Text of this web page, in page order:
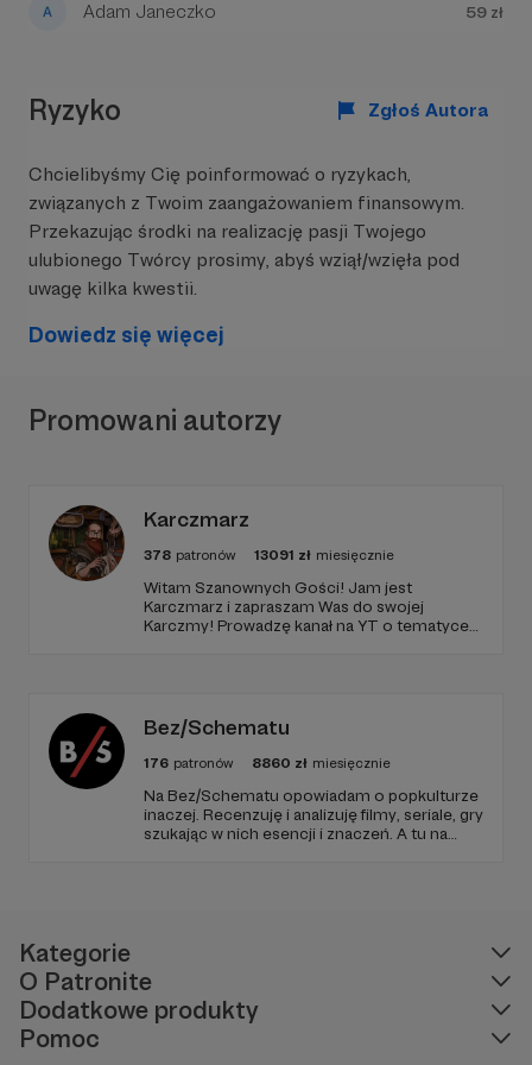
Główne cechy gry:
Kilka dróg do zwycięstwa
3 asymetryczne frakcje
Niezbadane karty lokacji
Ograniczona losowość
Szybki setup
sposób ich wykorzystania zależy wyłącznie od
Dowódcy, 2 linie frontu, Inicjatywa, Strefa
Eksploracji
wydarzeniach planszówkowych w Polsce:
Planszówki w Spodku (strefa prototypów) /
Katowice 2022
Planszówkowy Młyn / Łódź 2022
Bebok Święto Gier Planszowych / Siemonia 2022
Nocne Granie w Arenie / Gliwice 2022-2023 / 5x
Autor gry:Damian Szews
Współautor:
Nikodem Janeczko
Ilustratorzy: Wiktoria Skalska, Kuba Wiśniewski,
Nikodem Janeczko
Adam Janeczko 59 zł
Ryzyko Zgłoś Autora
Chcielibyśmy Cię poinformować o ryzykach,
związanych z Twoim zaangażowaniem finansowym.
Przekazując środki na realizację pasji Twojego
ulubionego Twórcy prosimy, abyś wziął/wzięła pod
uwagę kilka kwestii.
Dowiedz się więcej
Promowani autorzy
Karczmarz
378 patronów 13091 zł miesięcznie
Witam Szanownych Gości! Jam jest
Karczmarz i zapraszam Was do swojej
Karczmy! Prowadzę kanał na YT o tematyce
Bez/Schematu
176 patronów 8860 zł miesięcznie
Na Bez/Schematu opowiadam o popkulturze
inaczej. Recenzuję i analizuję filmy, seriale, gry
szukając w nich esencji i znaczeń. A tu na
Kategorie
O Patronite
Dodatkowe produkty
Pomoc